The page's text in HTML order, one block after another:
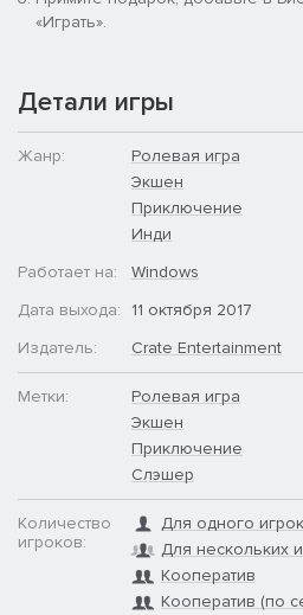
«Играть».
Детали игры
Жанр:
Ролевая игра
Экшен
Приключение
Инди
Работает на:
Windows
Дата выхода:
11 октября 2017
Издатель:
Crate Entertainment
Метки:
Ролевая игра
Экшен
Приключение
Слэшер
Количество
игроков:
Для одного
Для нескольких
Кооператив
Кооператив (по